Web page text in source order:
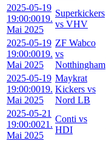
2025-05-19
19:00:0019.
Mai 2025
Superkickers
vs VHV
2025-05-19
19:00:0019.
Mai 2025
ZF Wabco
vs
Notthingham
2025-05-19
19:00:0019.
Mai 2025
Maykrat
Kickers vs
Nord LB
2025-05-21
19:00:0021.
Mai 2025
Conti vs
HDI